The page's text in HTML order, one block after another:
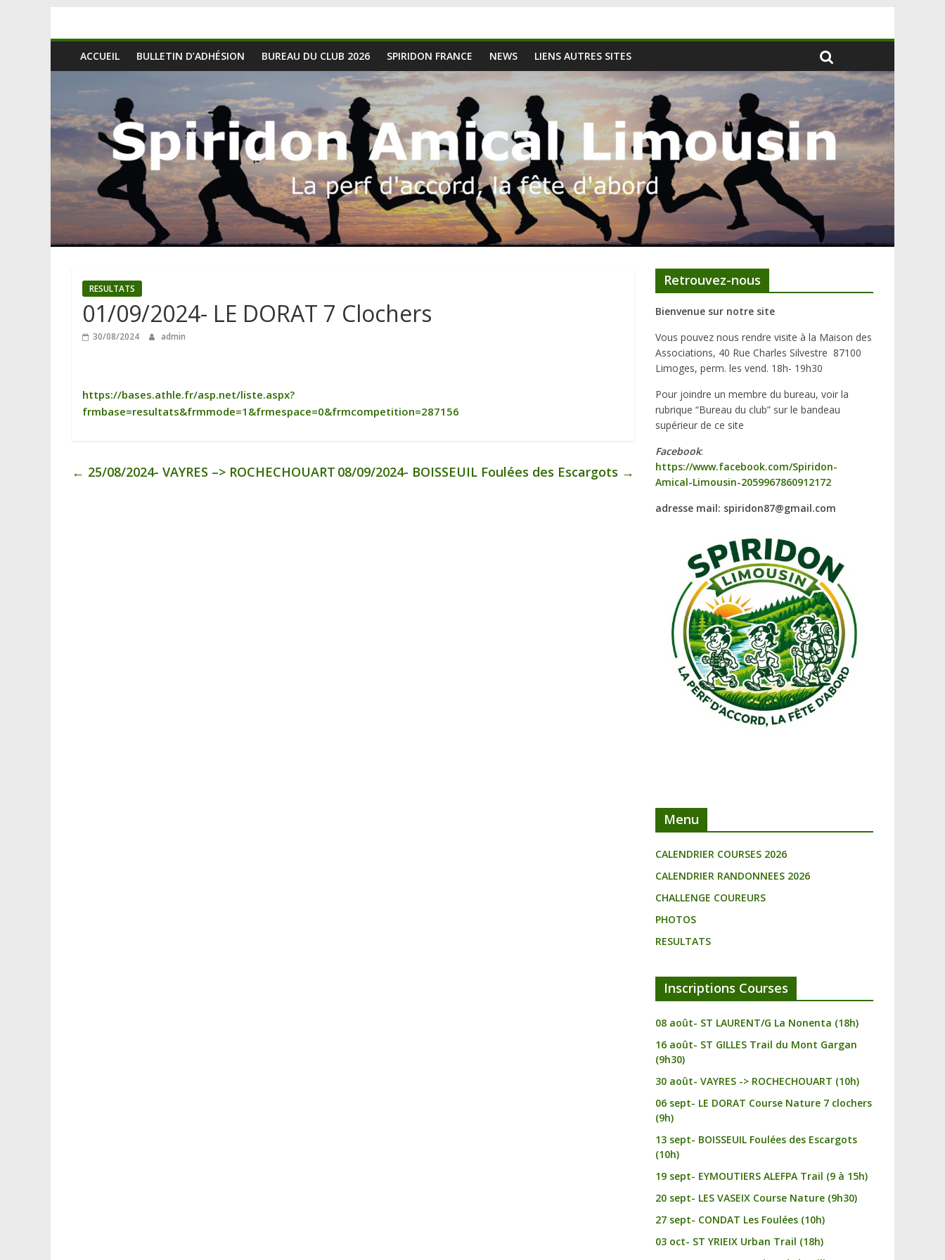
ACCUEIL BULLETIN D’ADHÉSION BUREAU DU CLUB 2026 SPIRIDON FRANCE NEWS LIENS AUTRES SITES
RESULTATS
01/09/2024- LE DORAT 7 Clochers
30/08/2024 admin
https://bases.athle.fr/asp.net/liste.aspx?
frmbase=resultats&frmmode=1&frmespace=0&frmcompetition=287156
← 25/08/2024- VAYRES –> ROCHECHOUART 08/09/2024- BOISSEUIL Foulées des Escargots →
Retrouvez-nous
Bienvenue sur notre site
Vous pouvez nous rendre visite à la Maison des
Associations, 40 Rue Charles Silvestre 87100
Limoges, perm. les vend. 18h- 19h30
Pour joindre un membre du bureau, voir la
rubrique “Bureau du club” sur le bandeau
supérieur de ce site
Facebook:
https://www.facebook.com/Spiridon-
Amical-Limousin-2059967860912172
adresse mail: spiridon87@gmail.com
Menu
CALENDRIER COURSES 2026
CALENDRIER RANDONNEES 2026
CHALLENGE COUREURS
PHOTOS
RESULTATS
Inscriptions Courses
08 août- ST LAURENT/G La Nonenta (18h)
16 août- ST GILLES Trail du Mont Gargan
(9h30)
30 août- VAYRES -> ROCHECHOUART (10h)
06 sept- LE DORAT Course Nature 7 clochers
(9h)
13 sept- BOISSEUIL Foulées des Escargots
(10h)
19 sept- EYMOUTIERS ALEFPA Trail (9 à 15h)
20 sept- LES VASEIX Course Nature (9h30)
27 sept- CONDAT Les Foulées (10h)
03 oct- ST YRIEIX Urban Trail (18h)